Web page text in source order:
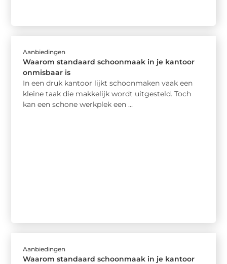
Aanbiedingen
Waarom standaard schoonmaak in je kantoor
onmisbaar is
In een druk kantoor lijkt schoonmaken vaak een
kleine taak die makkelijk wordt uitgesteld. Toch
kan een schone werkplek een ...
Aanbiedingen
Waarom standaard schoonmaak in je kantoor